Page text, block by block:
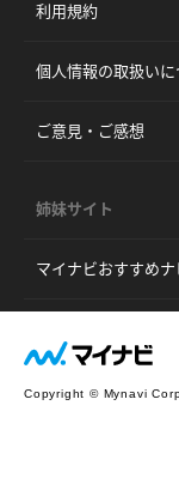
利用規約
個人情報の取扱いに
ご意見・ご感想
姉妹サイト
マイナビおすすめナ
Copyright © Mynavi